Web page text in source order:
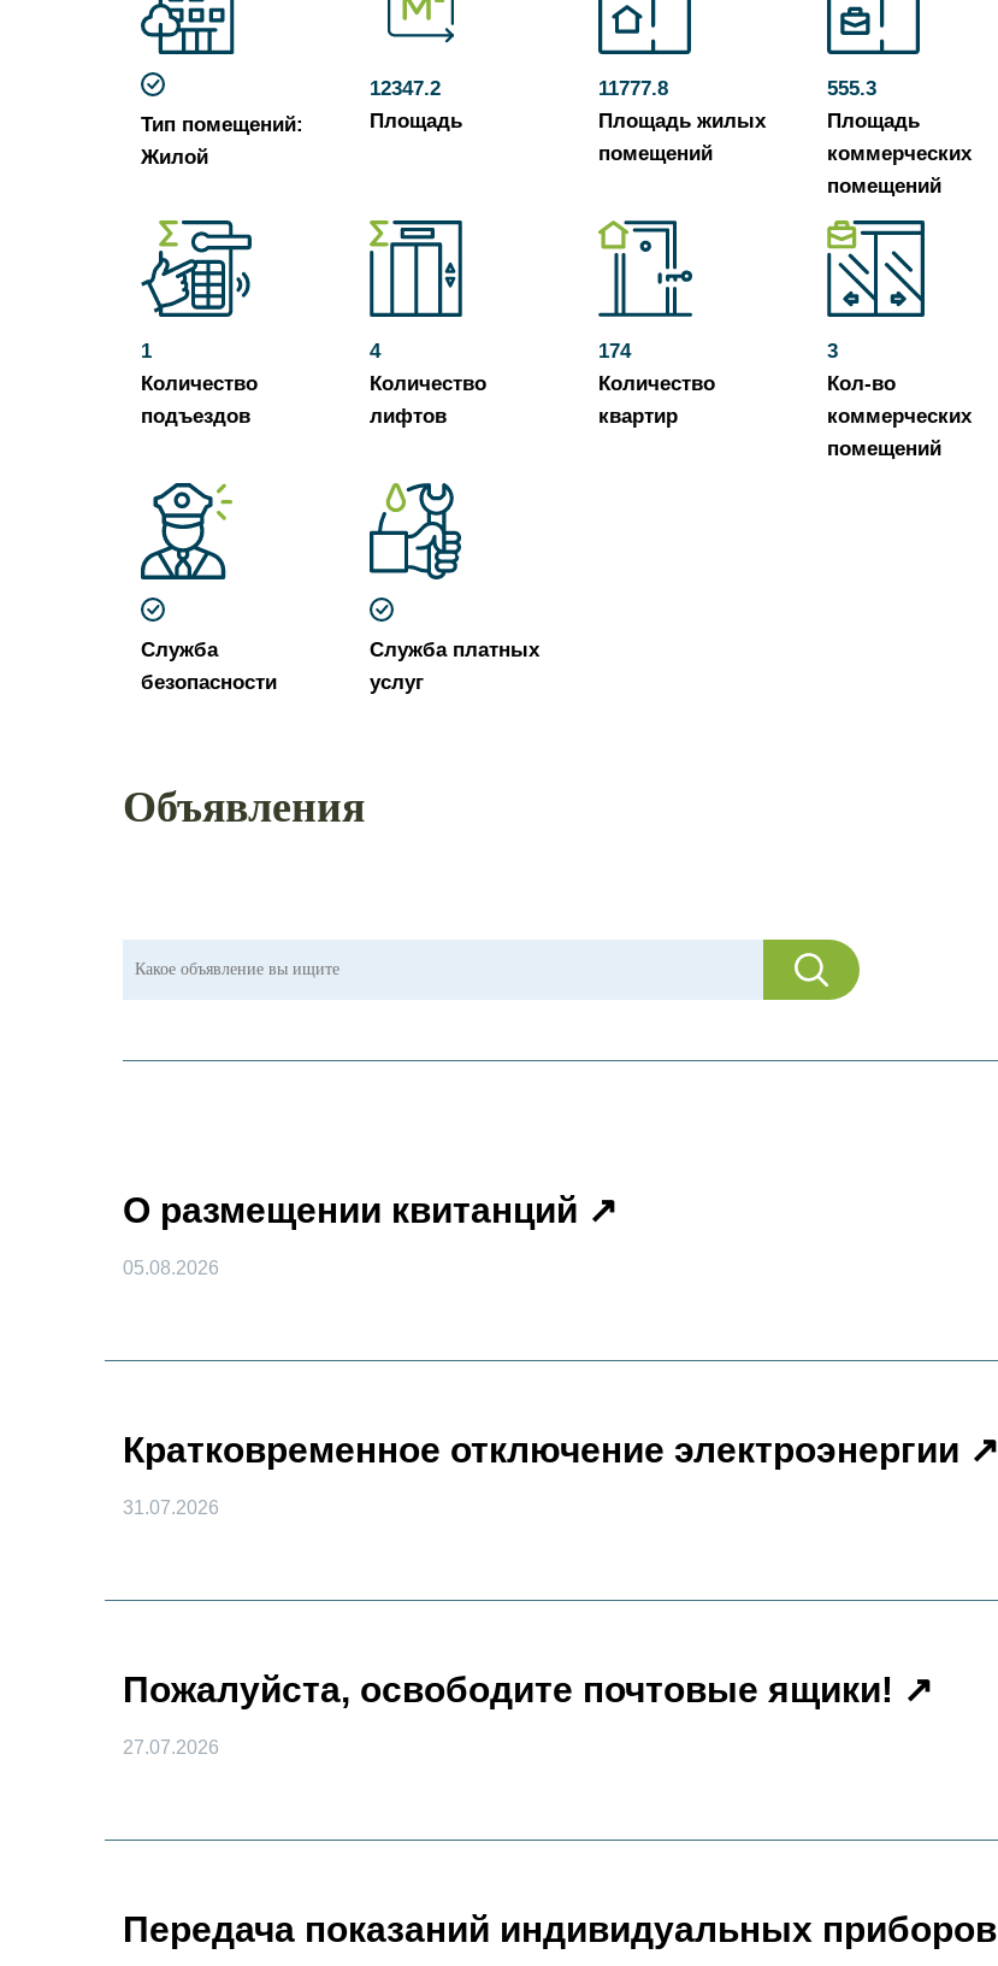
Тип помещений:
Жилой
12347.2
Площадь
11777.8
Площадь жилых
помещений
555.3
Площадь
коммерческих
помещений
1
Количество
подъездов
4
Количество
лифтов
174
Количество
квартир
3
Кол-во
коммерческих
помещений
Служба
безопасности
Служба платных
услуг
Объявления
О размещении квитанций
05.08.2026
Кратковременное отключение электроэнергии
31.07.2026
Пожалуйста, освободите почтовые ящики!
27.07.2026
Передача показаний индивидуальных приборов